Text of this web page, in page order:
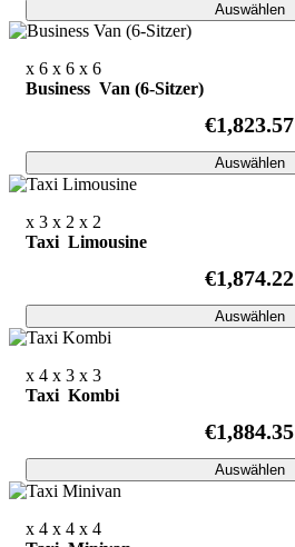
Auswählen
x 6 x 6 x 6
Business Van (6-Sitzer)
€1,823.57
Auswählen
x 3 x 2 x 2
Taxi Limousine
€1,874.22
Auswählen
x 4 x 3 x 3
Taxi Kombi
€1,884.35
Auswählen
x 4 x 4 x 4